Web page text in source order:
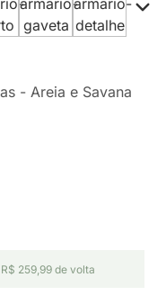
- Areia e Savana
259,99 de volta